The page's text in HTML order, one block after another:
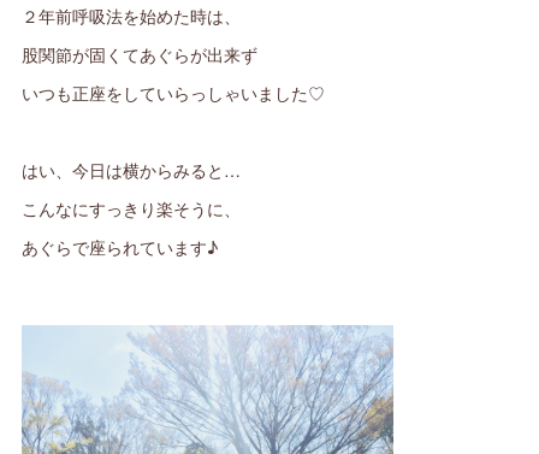
２年前呼吸法を始めた時は、
股関節が固くてあぐらが出来ず
いつも正座をしていらっしゃいました♡
はい、今日は横からみると…
こんなにすっきり楽そうに、
あぐらで座られています♪